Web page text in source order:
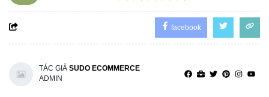
facebook
TÁC GIẢ SUDO ECOMMERCE
ADMIN